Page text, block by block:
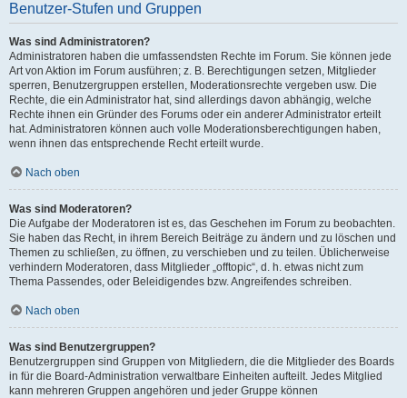
Benutzer-Stufen und Gruppen
Was sind Administratoren?
Administratoren haben die umfassendsten Rechte im Forum. Sie können jede
Art von Aktion im Forum ausführen; z. B. Berechtigungen setzen, Mitglieder
sperren, Benutzergruppen erstellen, Moderationsrechte vergeben usw. Die
Rechte, die ein Administrator hat, sind allerdings davon abhängig, welche
Rechte ihnen ein Gründer des Forums oder ein anderer Administrator erteilt
hat. Administratoren können auch volle Moderationsberechtigungen haben,
wenn ihnen das entsprechende Recht erteilt wurde.
Nach oben
Was sind Moderatoren?
Die Aufgabe der Moderatoren ist es, das Geschehen im Forum zu beobachten.
Sie haben das Recht, in ihrem Bereich Beiträge zu ändern und zu löschen und
Themen zu schließen, zu öffnen, zu verschieben und zu teilen. Üblicherweise
verhindern Moderatoren, dass Mitglieder „offtopic“, d. h. etwas nicht zum
Thema Passendes, oder Beleidigendes bzw. Angreifendes schreiben.
Nach oben
Was sind Benutzergruppen?
Benutzergruppen sind Gruppen von Mitgliedern, die die Mitglieder des Boards
in für die Board-Administration verwaltbare Einheiten aufteilt. Jedes Mitglied
kann mehreren Gruppen angehören und jeder Gruppe können